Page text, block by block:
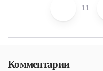
11
Комментарии